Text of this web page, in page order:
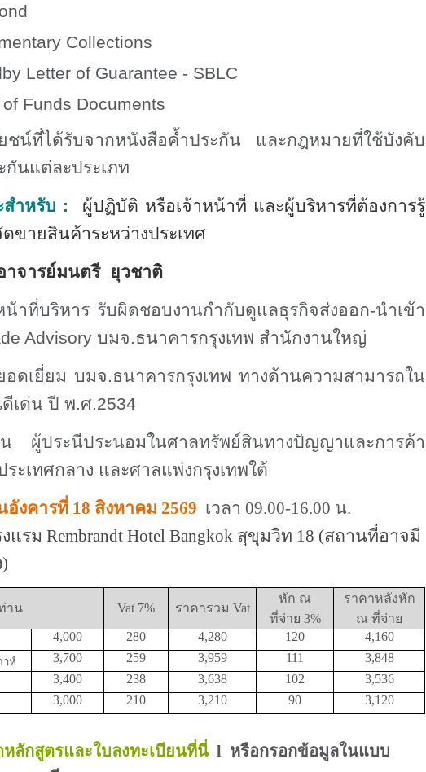
Collections
Letter of Guarantee - SBLC
Funds Documents
ชน์ที่ได้รับจากหนังสือค้ำประกัน และกฎหมายที่ใช้บังคับ
นแต่ละประเภท
ำหรับ :
ผู้ปฏิบัติ หรือเจ้าหน้าที่ และผู้บริหารที่ต้องการรู้
ขายสินค้าระหว่างประเทศ
รย์มนตรี ยุวชาติ
น้าที่บริหาร รับผิดชอบงานกำกับดูแลธุรกิจส่งออก-นำเข้า
Advisory บมจ.ธนาคารกรุงเทพ สำนักงานใหญ่
อดเยี่ยม บมจ.ธนาคารกรุงเทพ ทางด้านความสามารถใน
เด่น ปี พ.ศ.2534
ผู้ประนีประนอมในศาลทรัพย์สินทางปัญญาและการค้า
ระเทศกลาง และศาลแพ่งกรุงเทพใต้
อังคารที่ 18 สิงหาคม 2569 เวลา 09.00-16.00 น.
งแรม Rembrandt Hotel Bangkok สุขุมวิท 18 (สถานที่อาจมี
าน Vat 7% ราคารวม Vat
หัก ณ
ที่จ่าย 3%
ราคาหลังหัก
ณ ที่จ่าย
4,000 280 4,280 120 4,160
าห์ 3,700 259 3,959 111 3,848
3,400 238 3,638 102 3,536
3,000 210 3,210 90 3,120
ลักสูตรและใบลงทะเบียนที่นี่ l หรือกรอกข้อมูลในแบบ